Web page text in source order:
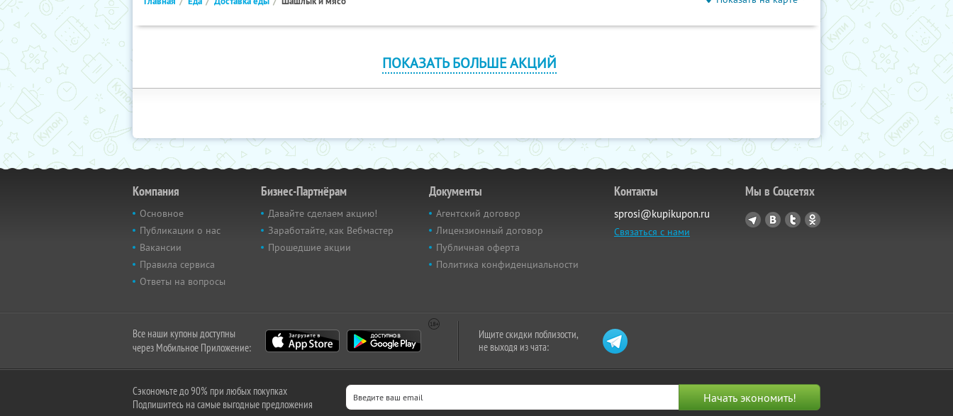
ПОКАЗАТЬ БОЛЬШЕ АКЦИЙ
Компания
Основное
Публикации о нас
Вакансии
Правила сервиса
Ответы на вопросы
Бизнес-Партнёрам
Давайте сделаем акцию!
Заработайте, как Вебмастер
Прошедшие акции
Документы
Агентский договор
Лицензионный договор
Публичная оферта
Политика конфиденциальности
Контакты
sprosi@kupikupon.ru
Связаться с нами
Мы в Соцсетях
Все наши купоны доступны
через Мобильное Приложение:
Ищите скидки поблизости,
не выходя из чата:
Сэкономьте до 90% при любых покупках
Подпишитесь на самые выгодные предложения